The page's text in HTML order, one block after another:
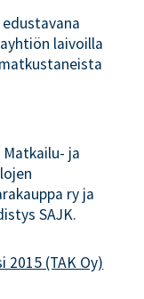
laivoilla
ja
ry ja
SAJK.
(TAK Oy)